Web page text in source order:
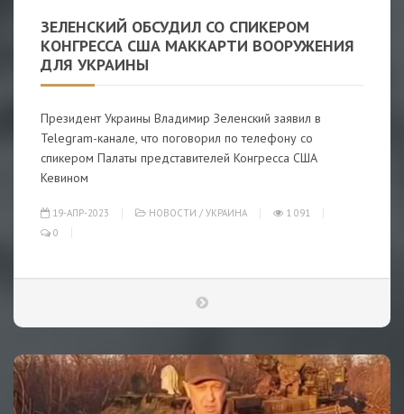
ЗЕЛЕНСКИЙ ОБСУДИЛ СО СПИКЕРОМ
КОНГРЕССА США МАККАРТИ ВООРУЖЕНИЯ
ДЛЯ УКРАИНЫ
Президент Украины Владимир Зеленский заявил в
Telegram-канале, что поговорил по телефону со
спикером Палаты представителей Конгресса США
Кевином
19-АПР-2023 НОВОСТИ / УКРАИНА
1 091
0